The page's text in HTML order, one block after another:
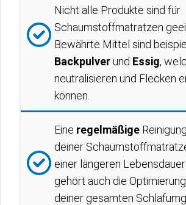
Nicht alle Produkte sind für
Schaumstoffmatratzen
Bewährte Mittel sind
Backpulverund Essig,
neutralisieren und Flecken
können.
Eine regelmäßige
deiner
einer längeren
gehört auch die
deiner gesamten